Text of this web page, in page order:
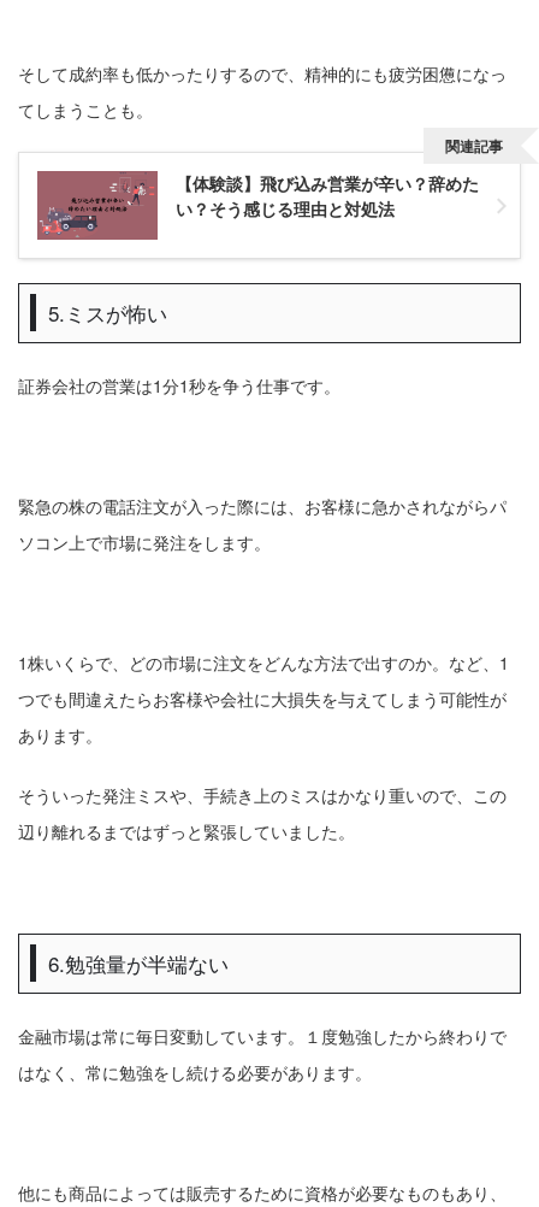
そして成約率も低かったりするので、精神的にも疲労困憊になっ
てしまうことも。
【体験談】飛び込み営業が辛い？辞めた
い？そう感じる理由と対処法
関連記事
5.ミスが怖い
証券会社の営業は1分1秒を争う仕事です。
緊急の株の電話注文が入った際には、お客様に急かされながらパ
ソコン上で市場に発注をします。
1株いくらで、どの市場に注文をどんな方法で出すのか。など、1
つでも間違えたらお客様や会社に大損失を与えてしまう可能性が
あります。
そういった発注ミスや、手続き上のミスはかなり重いので、この
辺り離れるまではずっと緊張していました。
6.勉強量が半端ない
金融市場は常に毎日変動しています。１度勉強したから終わりで
はなく、常に勉強をし続ける必要があります。
他にも商品によっては販売するために資格が必要なものもあり、